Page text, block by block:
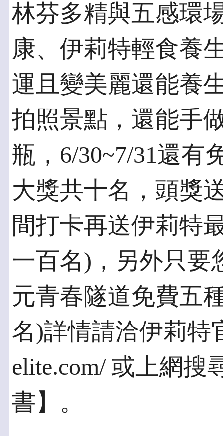
林芬多精與五感環
康、伊莉特輕食養
運且變美麗還能養
拍照景點，還能手
瓶，6/30~7/31還有
大獎共十名，頭獎
間打卡再送伊莉特
一百名)，另外只要
元青春隧道免費五
名)詳情請洽伊莉特
elite.com/ 或上網搜
書】。